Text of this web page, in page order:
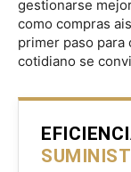
gestionarse
como compras
primer paso para
cotidiano se